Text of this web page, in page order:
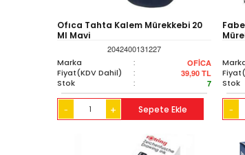
Ofıca Tahta Kalem Mürekkebi 20
Ml Mavi
2042400131227
Marka
: OFİCA
Fiyat(KDV Dahil) : 39,90 TL
Stok : 7
- + Sepete Ekle
Stok
-